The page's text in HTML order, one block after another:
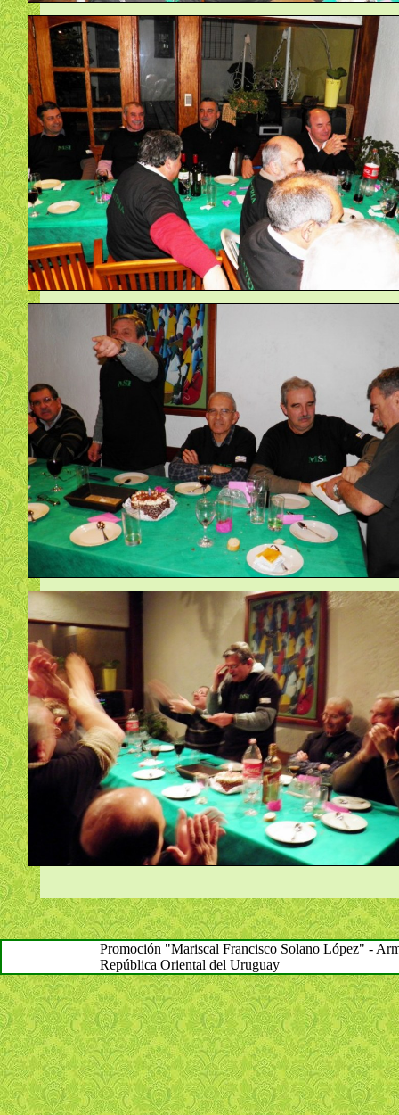
Promoción "Mariscal Francisco Solano López" -
República Oriental del Uruguay